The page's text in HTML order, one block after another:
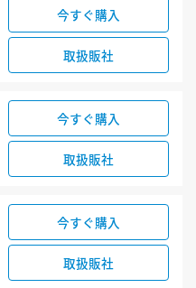
今すぐ購入
取扱販社
今すぐ購入
取扱販社
今すぐ購入
取扱販社